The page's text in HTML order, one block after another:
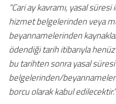
“Cari ay kavramı, yasal
hizmet belgelerinden veya
beyannamelerinden
ödendiği tarih itibarıyla
bu tarihten sonra yasal
belgelerinden/
borcu olarak kabul edilecektir.”